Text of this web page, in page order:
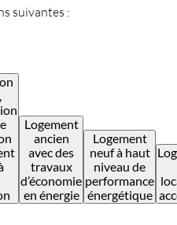
suivantes :
Logement
ancien
avec des
travaux
d’économie
en énergie
Logement
neuf à haut
niveau de
performance
énergétique